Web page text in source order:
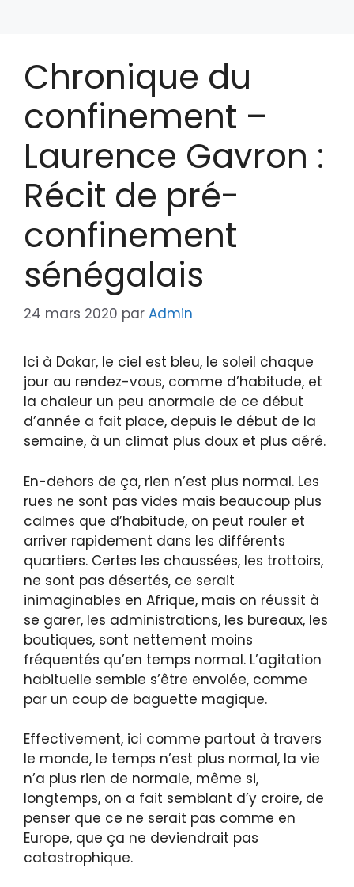
Chronique du
confinement –
Laurence Gavron :
Récit de pré-
confinement
sénégalais
24 mars 2020 par Admin
Ici à Dakar, le ciel est bleu, le soleil chaque
jour au rendez-vous, comme d’habitude, et
la chaleur un peu anormale de ce début
d’année a fait place, depuis le début de la
semaine, à un climat plus doux et plus aéré.
En-dehors de ça, rien n’est plus normal. Les
rues ne sont pas vides mais beaucoup plus
calmes que d’habitude, on peut rouler et
arriver rapidement dans les différents
quartiers. Certes les chaussées, les trottoirs,
ne sont pas désertés, ce serait
inimaginables en Afrique, mais on réussit à
se garer, les administrations, les bureaux, les
boutiques, sont nettement moins
fréquentés qu’en temps normal. L’agitation
habituelle semble s’être envolée, comme
par un coup de baguette magique.
Effectivement, ici comme partout à travers
le monde, le temps n’est plus normal, la vie
n’a plus rien de normale, même si,
longtemps, on a fait semblant d’y croire, de
penser que ce ne serait pas comme en
Europe, que ça ne deviendrait pas
catastrophique.